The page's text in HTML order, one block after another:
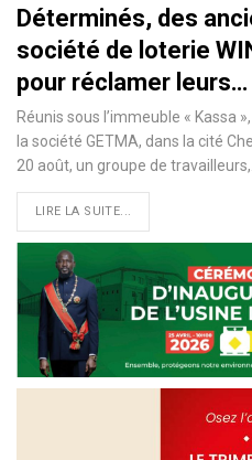
Déterminés, des
société de loterie
pour réclamer leurs…
Réunis sous l’immeuble « Kassa
la société GETMA, dans la cité
20 août, un groupe de travailleurs,
LIRE LA SUITE...